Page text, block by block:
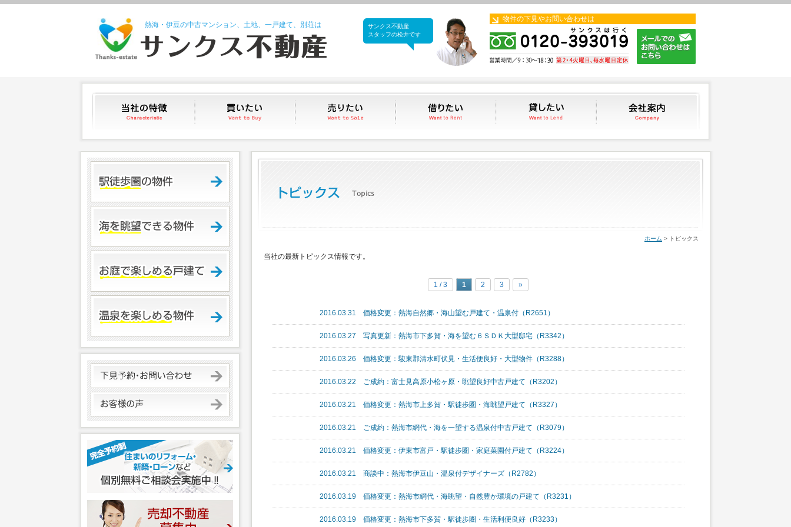
熱海・伊豆の中古マンション、土地、一戸建て、別荘は
サンクス不動産
サンクス不動産
スタッフの松井です
物件の下見やお問い合わせは
当社の特徴 買いたい 売りたい 借りたい 貸したい
ホーム > トピックス
当社の最新トピックス情報です。
1 / 3 1 2 3 »
2016.03.31 価格変更：熱海自然郷・海山望む戸建て・温泉付（R2651）
2016.03.27 写真更新：熱海市下多賀・海を望む６ＳＤＫ大型邸宅（R3342）
2016.03.26 価格変更：駿東郡清水町伏見・生活便良好・大型物件（R3288）
2016.03.22 ご成約：富士見高原小松ヶ原・眺望良好中古戸建て（R3202）
2016.03.21 価格変更：熱海市上多賀・駅徒歩圏・海眺望戸建て（R3327）
2016.03.21 ご成約：熱海市網代・海を一望する温泉付中古戸建て（R3079）
2016.03.21 価格変更：伊東市富戸・駅徒歩圏・家庭菜園付戸建て（R3224）
2016.03.21 商談中：熱海市伊豆山・温泉付デザイナーズ（R2782）
2016.03.19 価格変更：熱海市網代・海眺望・自然豊か環境の戸建て（R3231）
2016.03.19 価格変更：熱海市下多賀・駅徒歩圏・生活利便良好（R3233）